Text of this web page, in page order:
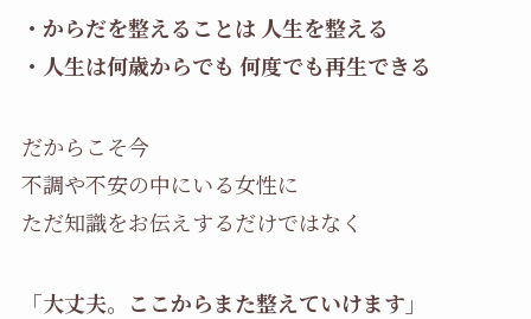
・からだを整えることは 人生を整える
・人生は何歳からでも 何度でも再生できる
だからこそ今
不調や不安の中にいる女性に
ただ知識をお伝えするだけではなく
「大丈夫。ここからまた整えていけます」